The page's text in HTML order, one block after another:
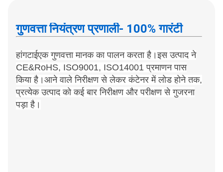
गुणवत्ता नियंत्रण प्रणाली- 100% गारंटी
हांगटाईएक गुणवत्ता मानक का पालन करता है।इस उत्पाद ने
CE&RoHS, ISO9001, ISO14001 प्रमाणन पास
किया है। आने वाले निरीक्षण से लेकर कंटेनर में लोड होने तक,
प्रत्येक उत्पाद को कई बार निरीक्षण और परीक्षण से गुजरना
पड़ा है।